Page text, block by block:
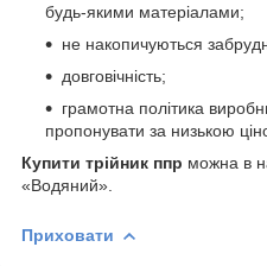
будь-якими матеріалами;
не накопичуються
довговічність;
грамотна політика
пропонувати за низькою
Купити трійник ппр можна в
«Водяний».
Приховати